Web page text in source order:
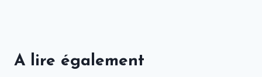
A lire également